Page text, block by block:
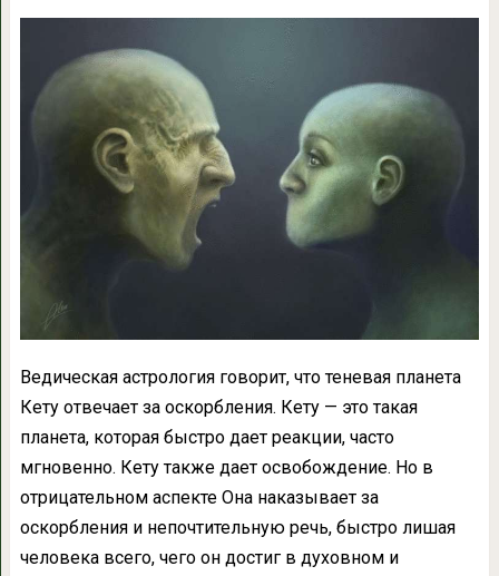
Ведическая астрология говорит, что теневая планета
Кету отвечает за оскорбления. Кету — это такая
планета, которая быстро дает реакции, часто
мгновенно. Кету также дает освобождение. Но в
отрицательном аспекте Она наказывает за
оскорбления и непочтительную речь, быстро лишая
человека всего, чего он достиг в духовном и